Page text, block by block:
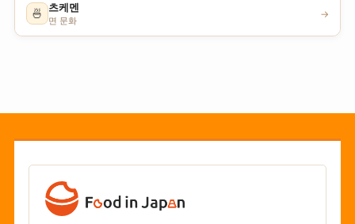
🍜 츠케멘
면 문화
→